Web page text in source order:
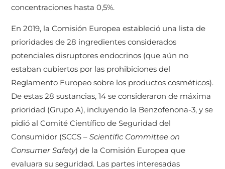
concentraciones hasta 0,5%.
En 2019, la Comisión Europea estableció una lista de
prioridades de 28 ingredientes considerados
potenciales disruptores endocrinos (que aún no
estaban cubiertos por las prohibiciones del
Reglamento Europeo sobre los productos cosméticos).
De estas 28 sustancias, 14 se consideraron de máxima
prioridad (Grupo A), incluyendo la Benzofenona-3, y se
pidió al Comité Científico de Seguridad del
Consumidor (SCCS –Scientific Committee on
Consumer Safety) de la Comisión Europea que
evaluara su seguridad. Las partes interesadas